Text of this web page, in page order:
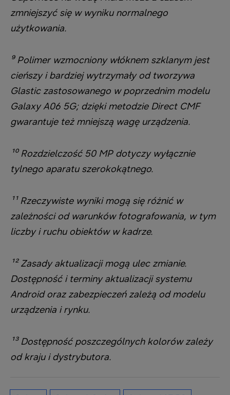
zmniejszyć się w wyniku normalnego
użytkowania.
⁹ Polimer wzmocniony włóknem szklanym jest
cieńszy i bardziej wytrzymały od tworzywa
Glastic zastosowanego w poprzednim modelu
Galaxy A06 5G; dzięki metodzie Direct CMF
gwarantuje też mniejszą wagę urządzenia.
¹⁰ Rozdzielczość 50 MP dotyczy wyłącznie
tylnego aparatu szerokokątnego.
¹¹ Rzeczywiste wyniki mogą się różnić w
zależności od warunków fotografowania, w tym
liczby i ruchu obiektów w kadrze.
¹² Zasady aktualizacji mogą ulec zmianie.
Dostępność i terminy aktualizacji systemu
Android oraz zabezpieczeń zależą od modelu
urządzenia i rynku.
¹³ Dostępność poszczególnych kolorów zależy
od kraju i dystrybutora.